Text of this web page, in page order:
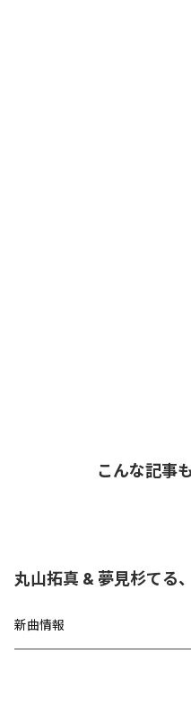
こんな記事
丸山拓真 & 夢見杉てる
新曲情報